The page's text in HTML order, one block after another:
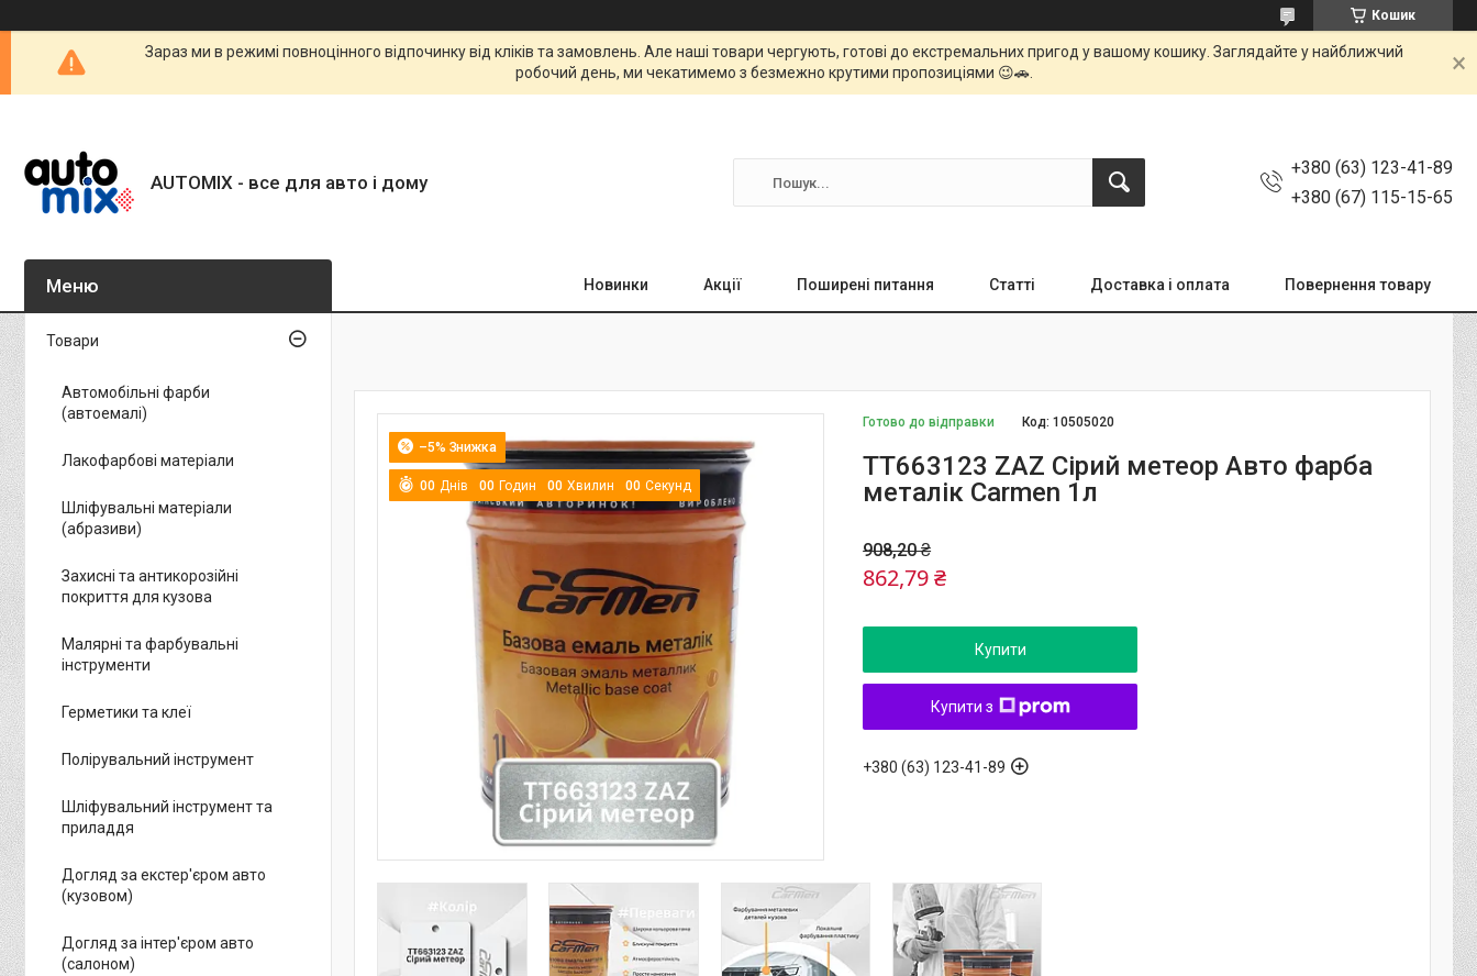
Кошик
Зараз ми в режимі повноцінного відпочинку від кліків та замовлень. Але наші товари чергують, готові до екстремальних пригод у вашому кошику. Заглядайте у найближчий
робочий день, ми чекатимемо з безмежно крутими пропозиціями 😉🚗.
AUTOMIX - все для авто і дому
+380 (63) 123-41-89
+380 (67) 115-15-65
Новинки Акції Поширені питання Статті Доставка і оплата Повернення товару
–5%
00 Днів 00 Годин 00 Хвилин 00 Секунд
Готово до відправки Код:10505020
TT663123 ZAZ Сірий метеор Авто фарба
металік Carmen 1л
908,20 ₴
862,79 ₴
Купити
Купити з
+380 (63) 123-41-89
Товари
Автомобільні фарби
(автоемалі)
Лакофарбові матеріали
Шліфувальні матеріали
(абразиви)
Захисні та антикорозійні
покриття для кузова
Малярні та фарбувальні
інструменти
Герметики та клеї
Полірувальний інструмент
Шліфувальний інструмент та
приладдя
Догляд за екстер'єром авто
(кузовом)
Догляд за інтер'єром авто
(салоном)